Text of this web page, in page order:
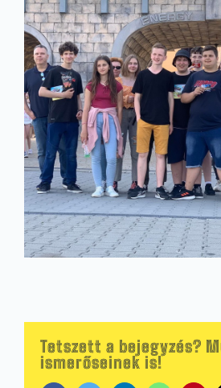
Tetszett a bejegyzés?
ismerőseinek is!